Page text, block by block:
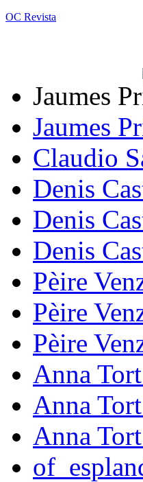
OC Revista
Jaumes
Jaumes
Claudio
Denis
Denis
Denis
Pèire
Pèire
Pèire
Anna
Anna
Anna